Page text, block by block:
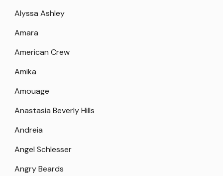
Alyssa Ashley
Amara
American Crew
Amika
Amouage
Anastasia Beverly Hills
Andreia
Angel Schlesser
Angry Beards